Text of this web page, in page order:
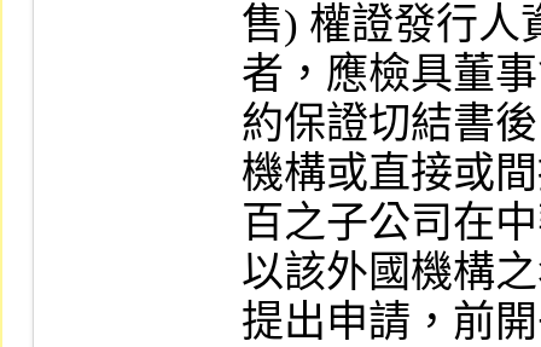
售) 權證發行人
者，應檢具董
約保證切結書
機構或直接或
百之子公司在
以該外國機構
提出申請，前